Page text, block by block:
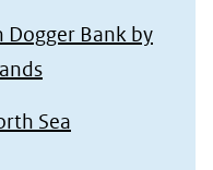
Bank by
Sea